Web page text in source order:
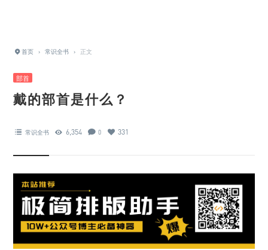
首页 › 常识全书 › 正文
部首
戴的部首是什么？
常识全书 6,354 0 331